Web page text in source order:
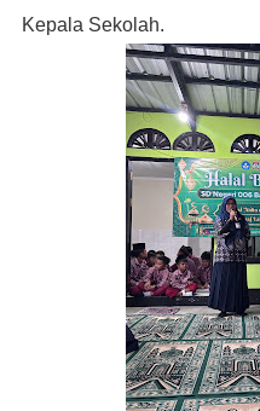
Kepala Sekolah.